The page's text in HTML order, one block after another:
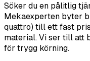
Söker du en pålitlig
Mekaexperten byter
quattro) till ett fast
material. Vi ser till att
för trygg körning.